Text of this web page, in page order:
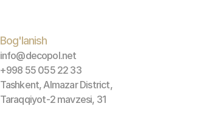
Bog'lanish
info@decopol.net
+998 55 055 22 33
Tashkent, Almazar District,
Taraqqiyot-2 mavzesi, 31